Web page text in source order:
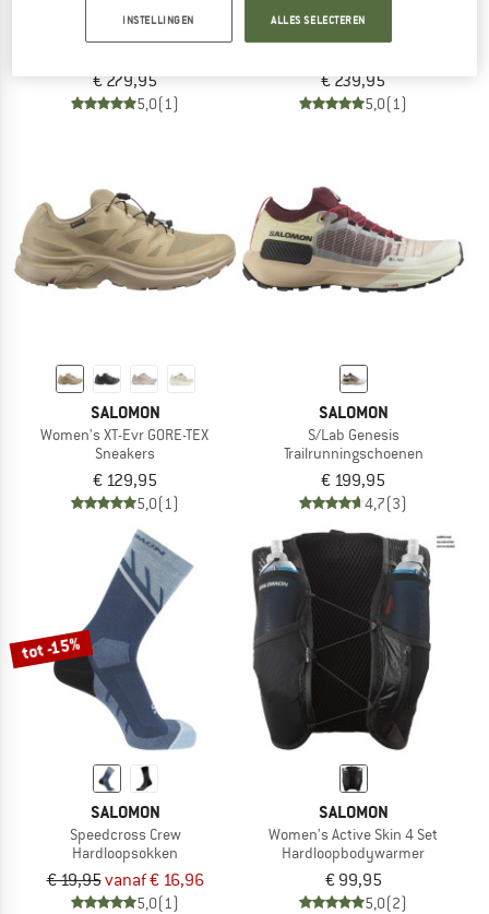
SALOMON
€ 279,95
5,0(1)
SALOMON
€ 239,95
5,0(1)
SALOMON
Women's XT-Evr GORE-TEX
Sneakers
€ 129,95
5,0(1)
SALOMON
S/Lab Genesis
Trailrunningschoenen
€ 199,95
4,7(3)
tot -15%
SALOMON
Speedcross Crew
Hardloopsokken
€ 19,95vanaf € 16,96
5,0(1)
SALOMON
Women's Active Skin 4 Set
Hardloopbodywarmer
€ 99,95
5,0(2)
INSTELLINGEN ALLES SELECTEREN